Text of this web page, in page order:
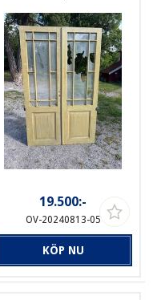
19.500:-
OV-20240813-05
KÖP NU